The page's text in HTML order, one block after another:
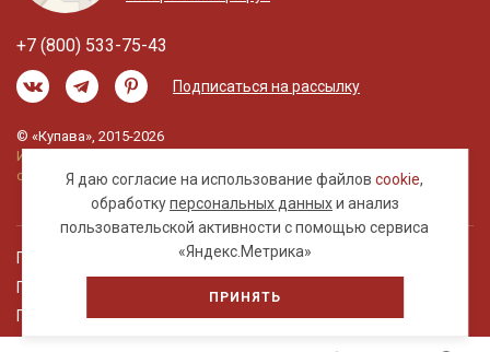
Я даю согласие на использование файловcookie,
обработкуперсональных данныхи анализ
пользовательской активности с помощью сервиса
«Яндекс.Метрика»
ПРИНЯТЬ
+7 (800) 533-75-43
Подписаться на рассылку
© «Купава», 2015-2026
Информация на сайте не является публичной
офертой.
Правовая информация
Политика обработки персональных данных
Пользовательское соглашение